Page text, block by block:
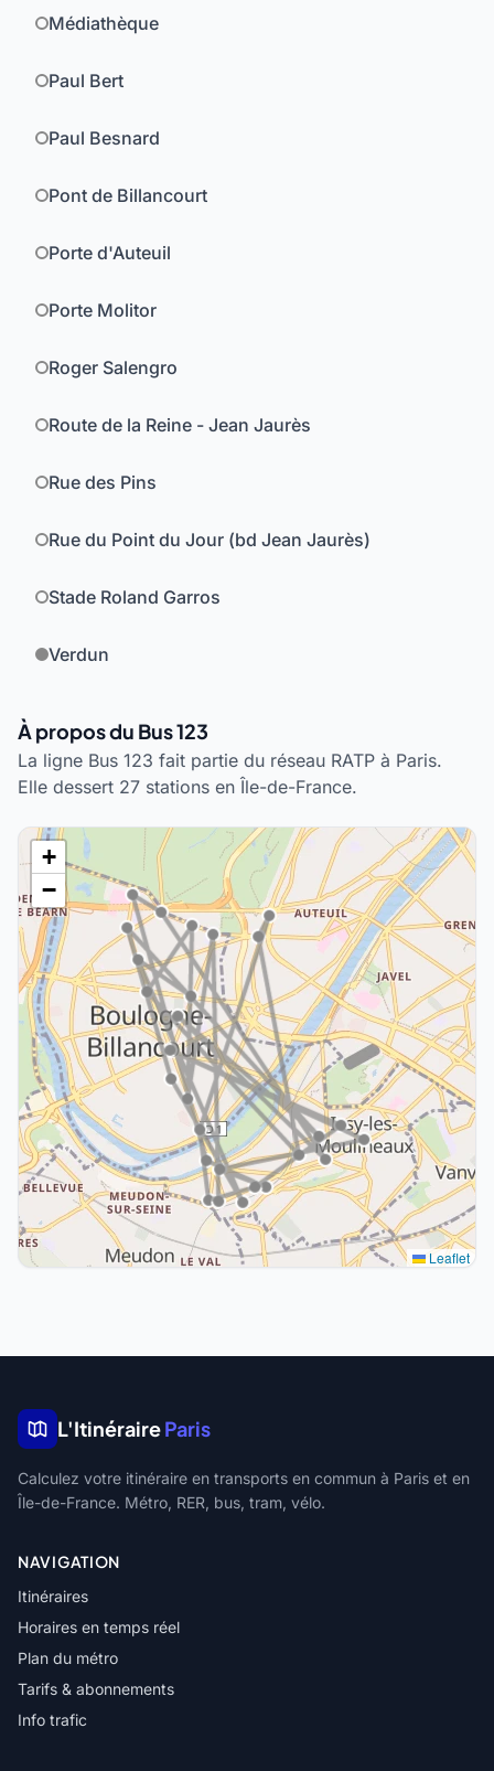
Médiathèque
Paul Bert
Paul Besnard
Pont de Billancourt
Porte d'Auteuil
Porte Molitor
Roger Salengro
Route de la Reine - Jean Jaurès
Rue des Pins
Rue du Point du Jour (bd Jean Jaurès)
Stade Roland Garros
Verdun
À propos du Bus 123
La ligne Bus 123 fait partie du réseau RATP à Paris.
Elle dessert 27 stations en Île-de-France.
+
−
Leaflet
L'ItinéraireParis
Calculez votre itinéraire en transports en commun à Paris et en
Île-de-France. Métro, RER, bus, tram, vélo.
NAVIGATION
Itinéraires
Horaires en temps réel
Plan du métro
Tarifs & abonnements
Info trafic